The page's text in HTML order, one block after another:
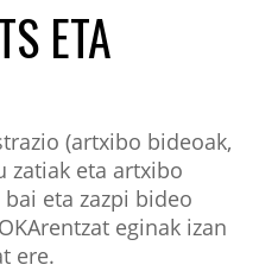
ETA
(artxibo bideoak,
zatiak eta artxibo
eta zazpi bideo
eginak izan
ere.